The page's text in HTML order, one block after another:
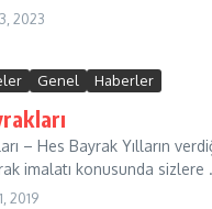
2023
Genel Haberler
– Hes Bayrak Yılların
imalatı konusunda sizlere
2019